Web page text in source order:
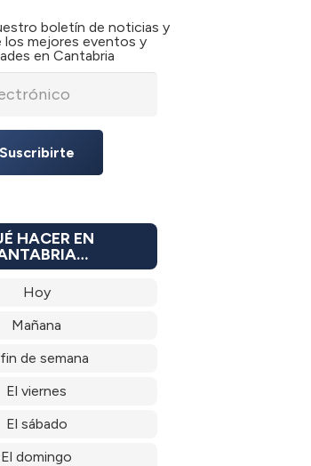
boletín de noticias y
los mejores eventos y
en Cantabria
Suscribirte
HACER EN
Hoy
Mañana
de semana
El viernes
El sábado
El domingo